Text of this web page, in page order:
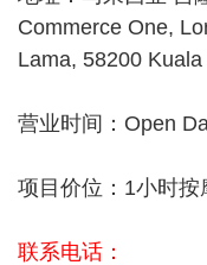
Commerce One,
Lama, 58200
营业时间：Open
项目价位：1小时按
联系电话：